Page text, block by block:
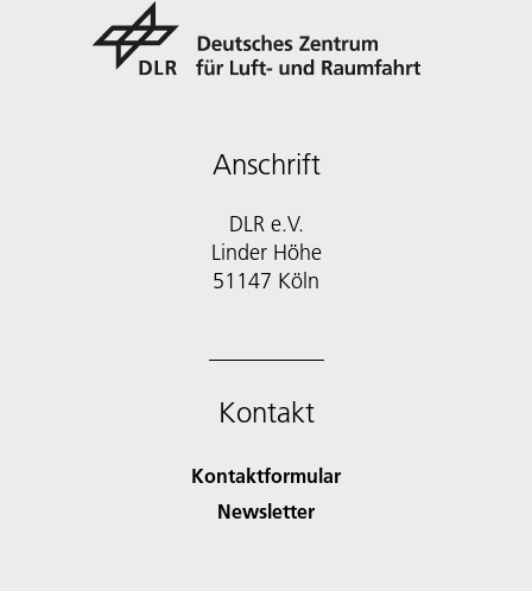
Anschrift
DLR e.V.
Linder Höhe
51147 Köln
Kontakt
Kontaktformular
Newsletter